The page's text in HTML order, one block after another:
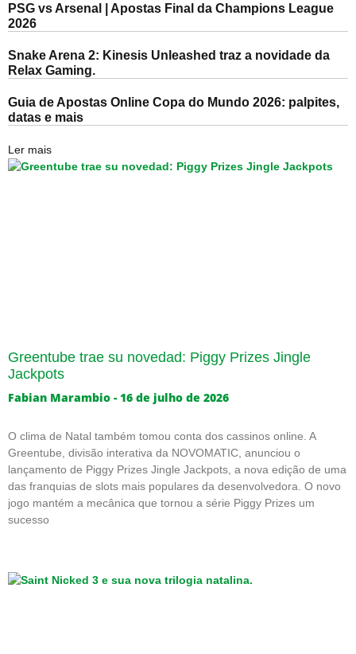
PSG vs Arsenal | Apostas Final da Champions League
2026
Snake Arena 2: Kinesis Unleashed traz a novidade da
Relax Gaming.
Guia de Apostas Online Copa do Mundo 2026: palpites,
datas e mais
Ler mais
Greentube trae su novedad: Piggy Prizes Jingle
Jackpots
Fabian Marambio 16 de julho de 2026
O clima de Natal também tomou conta dos cassinos online. A
Greentube, divisão interativa da NOVOMATIC, anunciou o
lançamento de Piggy Prizes Jingle Jackpots, a nova edição de uma
das franquias de slots mais populares da desenvolvedora. O novo
jogo mantém a mecânica que tornou a série Piggy Prizes um
sucesso